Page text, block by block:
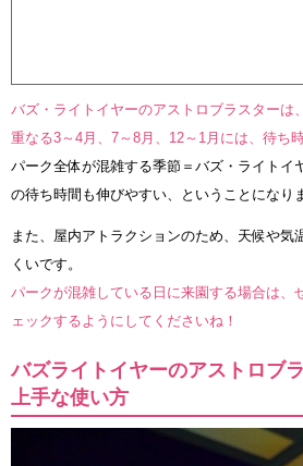
バズ・ライトイヤーのアストロブラスターは
重なる3～4月、7～8月、12～1月には、待ち
パーク全体が混雑する季節＝バズ・ライトイ
の待ち時間も伸びやすい、ということになり
また、屋内アトラクションのため、天候や気
くいです。
パークが混雑している日に来園する場合は、
ェックするようにしてくださいね！
バズライトイヤーのアストロブ
上手な使い方